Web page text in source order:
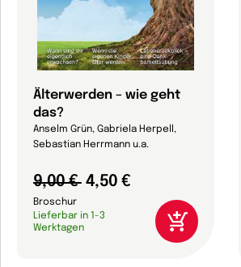
Älterwerden – wie geht
das?
Anselm Grün, Gabriela Herpell,
Sebastian Herrmann u.a.
9,00 € 4,50 €
Broschur
Lieferbar in 1-3
Werktagen